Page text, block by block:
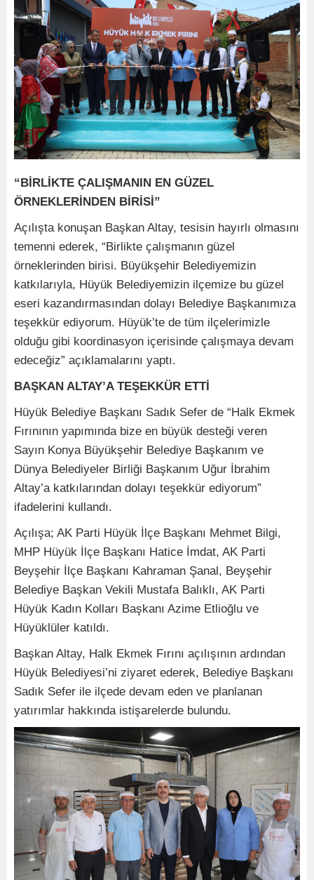
“BİRLİKTE ÇALIŞMANIN EN GÜZEL
ÖRNEKLERİNDEN BİRİSİ”
Açılışta konuşan Başkan Altay, tesisin hayırlı olmasını
temenni ederek, “Birlikte çalışmanın güzel
örneklerinden birisi. Büyükşehir Belediyemizin
katkılarıyla, Hüyük Belediyemizin ilçemize bu güzel
eseri kazandırmasından dolayı Belediye Başkanımıza
teşekkür ediyorum. Hüyük’te de tüm ilçelerimizle
olduğu gibi koordinasyon içerisinde çalışmaya devam
edeceğiz” açıklamalarını yaptı.
BAŞKAN ALTAY’A TEŞEKKÜR ETTİ
Hüyük Belediye Başkanı Sadık Sefer de “Halk Ekmek
Fırınının yapımında bize en büyük desteği veren
Sayın Konya Büyükşehir Belediye Başkanım ve
Dünya Belediyeler Birliği Başkanım Uğur İbrahim
Altay’a katkılarından dolayı teşekkür ediyorum”
ifadelerini kullandı.
Açılışa; AK Parti Hüyük İlçe Başkanı Mehmet Bilgi,
MHP Hüyük İlçe Başkanı Hatice İmdat, AK Parti
Beyşehir İlçe Başkanı Kahraman Şanal, Beyşehir
Belediye Başkan Vekili Mustafa Balıklı, AK Parti
Hüyük Kadın Kolları Başkanı Azime Etlioğlu ve
Hüyüklüler katıldı.
Başkan Altay, Halk Ekmek Fırını açılışının ardından
Hüyük Belediyesi’ni ziyaret ederek, Belediye Başkanı
Sadık Sefer ile ilçede devam eden ve planlanan
yatırımlar hakkında istişarelerde bulundu.